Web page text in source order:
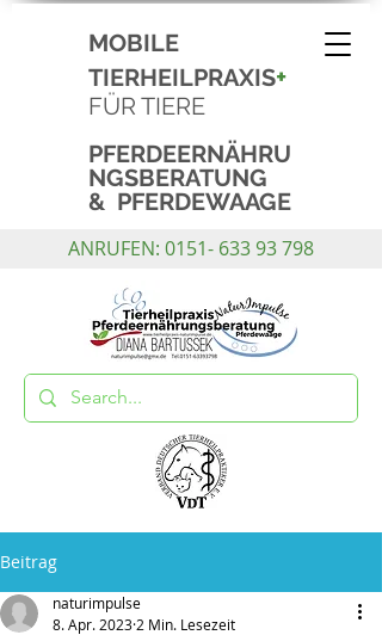
MOBILE
TIERHEILPRAXIS+
FÜR TIERE
PFERDEERNÄHRU
NGSBERATUNG
& PFERDEWAAGE
ANRUFEN: 0151- 633 93 798
Beitrag
naturimpulse
8. Apr. 2023 2 Min. Lesezeit